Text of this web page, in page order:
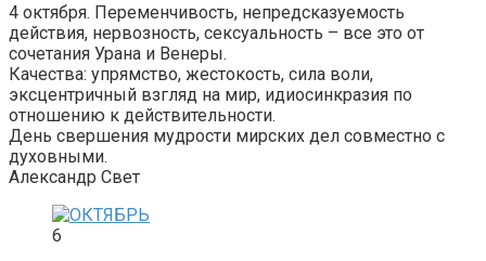
4 октября. Переменчивость, непредсказуемость
действия, нервозность, сексуальность – все это от
сочетания Урана и Венеры.
Качества: упрямство, жестокость, сила воли,
эксцентричный взгляд на мир, идиосинкразия по
отношению к действительности.
День свершения мудрости мирских дел совместно с
духовными.
Александр Свет
6